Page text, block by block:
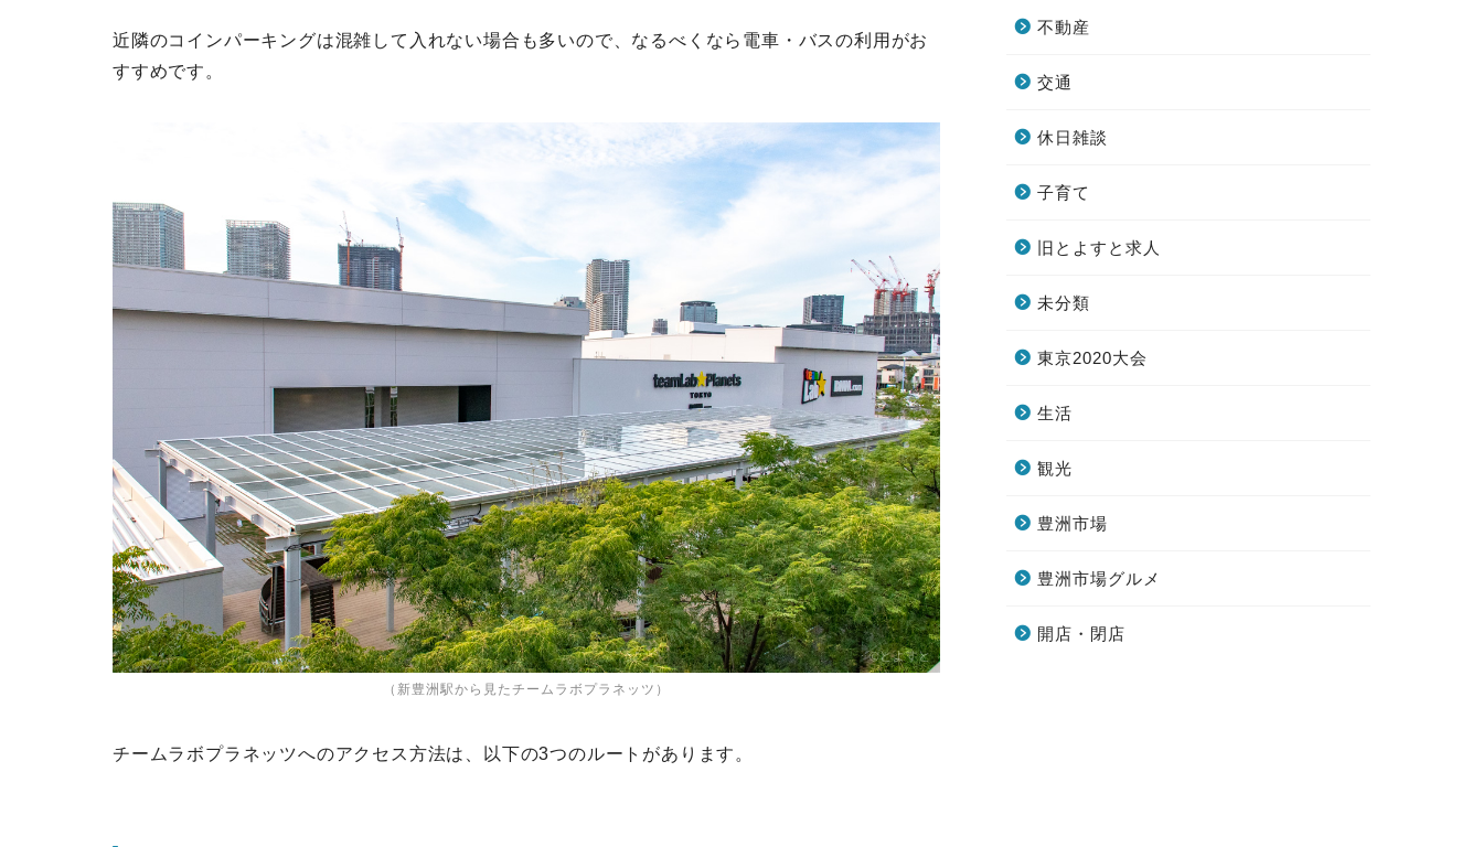
近隣のコインパーキングは混雑して入れない場合も多いので、なるべくなら電車・バスの利用がお
すすめです。
（新豊洲駅から見たチームラボプラネッツ）
チームラボプラネッツへのアクセス方法は、以下の3つのルートがあります。
不動産
交通
休日雑談
子育て
旧とよすと求人
未分類
東京2020大会
生活
観光
豊洲市場
豊洲市場グルメ
開店・閉店